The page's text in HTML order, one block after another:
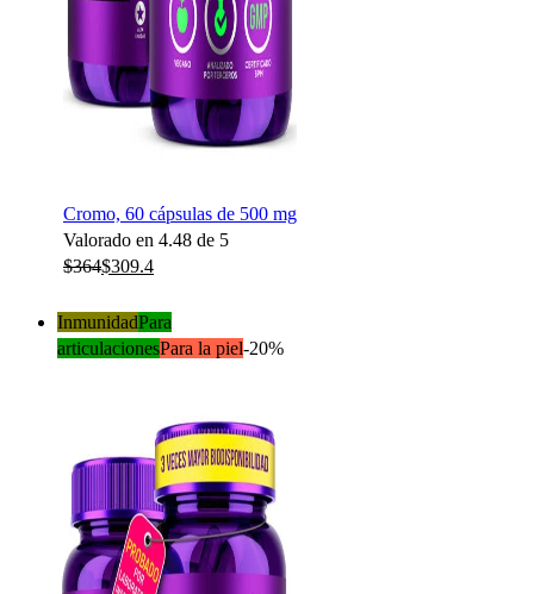
Cromo, 60 cápsulas de 500 mg
Valorado en 4.48 de 5
$364$309.4
InmunidadPara
articulacionesPara la piel-20%